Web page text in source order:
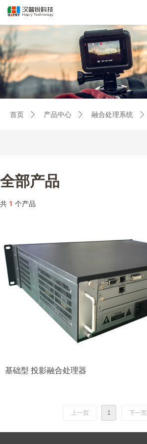
全部产品
共 1 个产品
基础型 投影融合处理器
上一页 1 下一页
首页 ꄲ 产品中心 ꄲ 融合处理系统 ꄲ